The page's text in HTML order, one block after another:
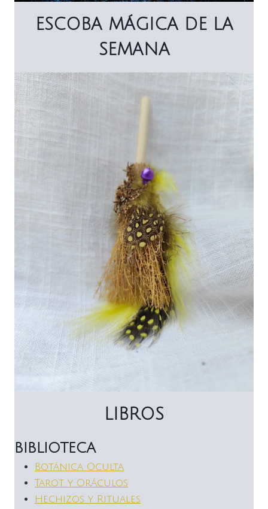
ESCOBA MÁGICA DE LA
SEMANA
LIBROS
BIBLIOTECA
Botánica Oculta
Tarot y Oráculos
Hechizos y Rituales